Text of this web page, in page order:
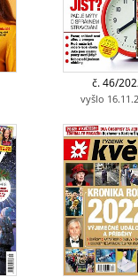
č. 46/
vyšlo